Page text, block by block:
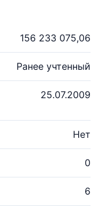
156 233 075,06
Ранее учтенный
25.07.2009
Нет
0
6